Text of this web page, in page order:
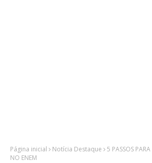
Página inicial Notícia Destaque
5 PASSOS
NO ENEM